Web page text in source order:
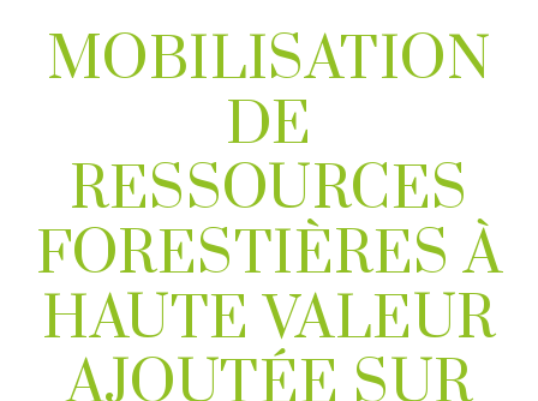
MOBILISATION
DE
RESSOURCES
FORESTIÈRES À
HAUTE VALEUR
AJOUTÉE SUR